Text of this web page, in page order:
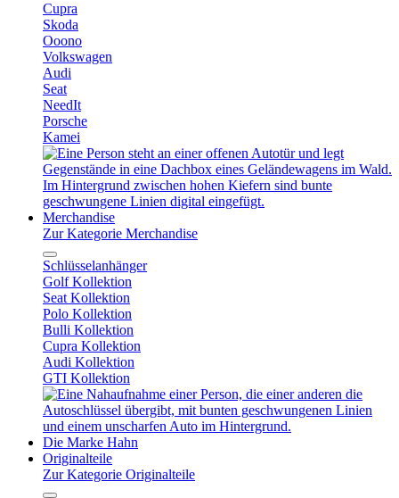
Cupra
Skoda
Ooono
Volkswagen
Audi
Seat
NeedIt
Porsche
Kamei
Merchandise
Zur Kategorie Merchandise
Schlüsselanhänger
Golf Kollektion
Seat Kollektion
Polo Kollektion
Bulli Kollektion
Cupra Kollektion
Audi Kollektion
GTI Kollektion
Die Marke Hahn
Originalteile
Zur Kategorie Originalteile